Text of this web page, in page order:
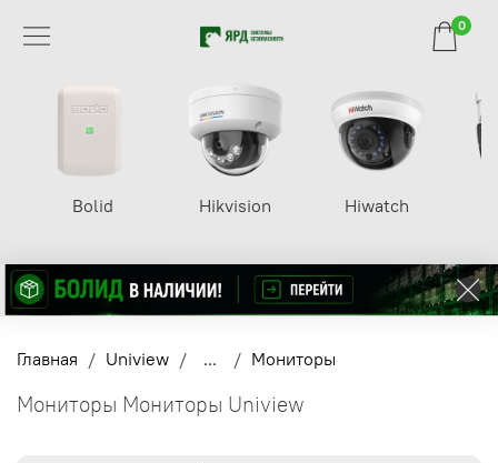
0
Bolid Hikvision Hiwatch
Главная Uniview ... Мониторы
Мониторы Мониторы Uniview